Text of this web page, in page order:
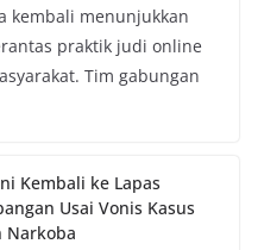
kembali menunjukkan
praktik judi online
Tim gabungan
Kembali ke Lapas
Usai Vonis Kasus
Narkoba